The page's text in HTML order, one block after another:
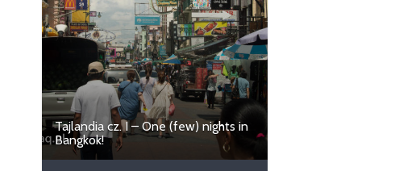
Tajlandia cz. I – One (few) nights in
Bangkok!